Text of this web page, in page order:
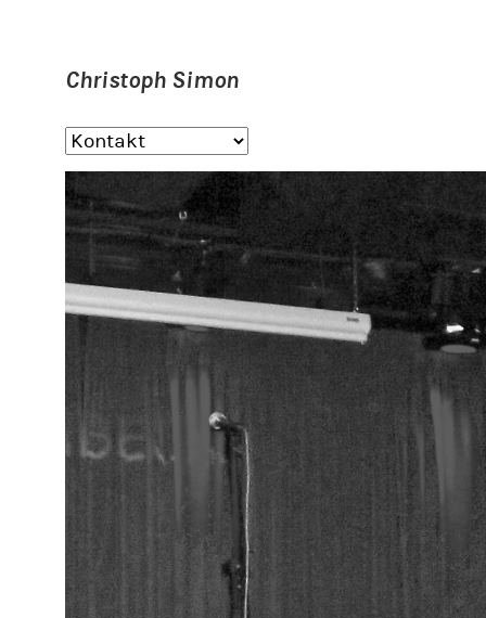
Christoph Simon